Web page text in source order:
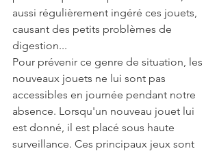
aussi régulièrement ingéré ces jouets,
causant des petits problèmes de
digestion...
Pour prévenir ce genre de situation, les
nouveaux jouets ne lui sont pas
accessibles en journée pendant notre
absence. Lorsqu'un nouveau jouet lui
est donné, il est placé sous haute
surveillance. Ces principaux jeux sont